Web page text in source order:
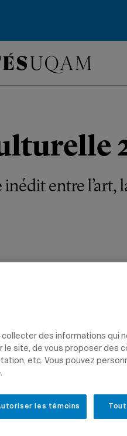
entre l’art,
des informations qui
le site, de vous proposer des
etc. Vous pouvez
les témoins